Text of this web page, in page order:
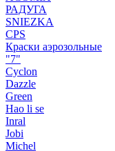
РАДУГА
SNIEZKA
CPS
Краски аэрозольные
"7"
Cyclon
Dazzle
Green
Hao li se
Inral
Jobi
Michel